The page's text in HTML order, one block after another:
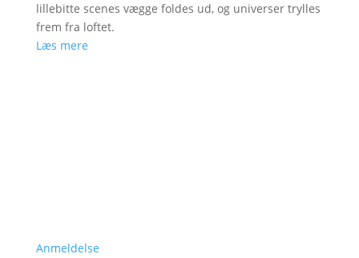
lillebitte scenes vægge foldes ud, og universer trylles
frem fra loftet.
Læs mere
Anmeldelse